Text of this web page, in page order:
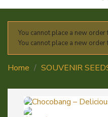
You cannot place a new
You cannot place a new
Home SOUVENIR